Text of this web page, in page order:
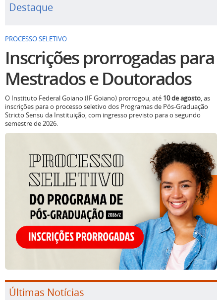
Destaque
PROCESSO SELETIVO
Inscrições prorrogadas para
Mestrados e Doutorados
O Instituto Federal Goiano (IF Goiano) prorrogou, até 10 de agosto, as
inscrições para o processo seletivo dos Programas de Pós-Graduação
Stricto Sensu da Instituição, com ingresso previsto para o segundo
semestre de 2026.
Últimas Notícias